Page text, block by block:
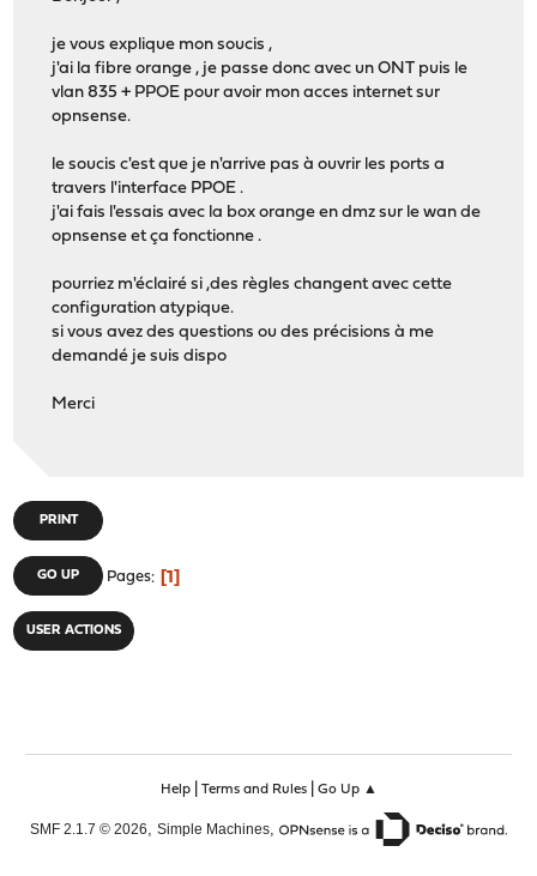
je vous explique mon soucis ,
j'ai la fibre orange , je passe donc avec un ONT puis le
vlan 835 + PPOE pour avoir mon acces internet sur
opnsense.
le soucis c'est que je n'arrive pas à ouvrir les ports a
travers l'interface PPOE .
j'ai fais l'essais avec la box orange en dmz sur le wan de
opnsense et ça fonctionne .
pourriez m'éclairé si ,des règles changent avec cette
configuration atypique.
si vous avez des questions ou des précisions à me
demandé je suis dispo
Merci
PRINT
GO UP Pages 1
USER ACTIONS
Help| Terms and Rules| Go Up ▲
SMF 2.1.7 © 2026, Simple Machines,